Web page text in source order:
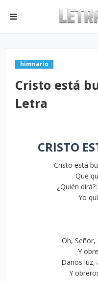
himnario
Cristo está
Letra
CRISTO
Cristo está
Que
¿Quién
Yo
Oh,
Y
Danos luz,
Y